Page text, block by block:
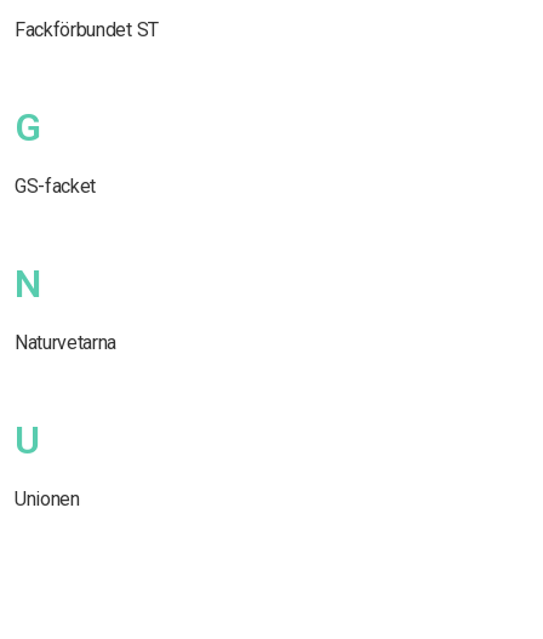
Fackförbundet ST
G
GS-facket
N
Naturvetarna
U
Unionen